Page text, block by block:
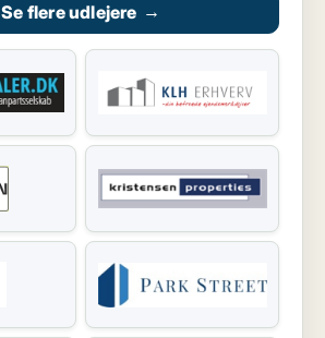
Se flere udlejere →